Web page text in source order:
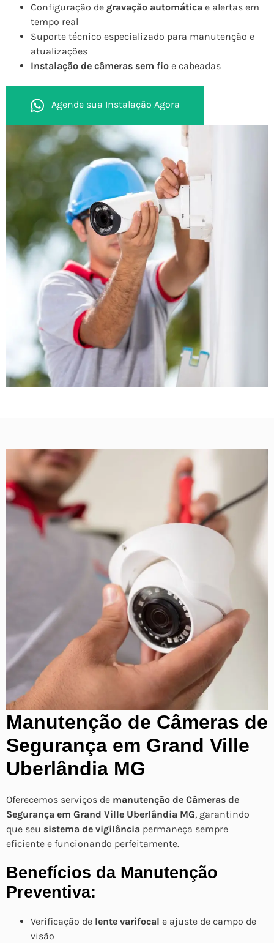
Configuração de gravação automática e alertas em
tempo real
Suporte técnico especializado para manutenção e
atualizações
Instalação de câmeras sem fio e cabeadas
Agende sua Instalação Agora
Manutenção de Câmeras de
Segurança em Grand Ville
Uberlândia MG
Oferecemos serviços de manutenção de Câmeras de
Segurança em Grand Ville Uberlândia MG, garantindo
que seu sistema de vigilância permaneça sempre
eficiente e funcionando perfeitamente.
Benefícios da Manutenção
Preventiva:
Verificação de lente varifocal e ajuste de campo de
visão